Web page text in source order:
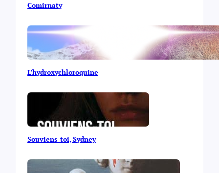
Comirnaty
L’hydroxychloroquine
Souviens-toi, Sydney